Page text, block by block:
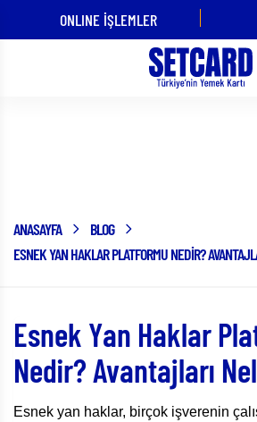
ÜYE İŞ YERİ
OLMAK
ONLINE İŞLEMLER
ANASAYFA
BLOG
ESNEK YAN HAKLAR PLATFORMU NEDIR?
Esnek Yan Haklar
Nedir? Avantajları
Esnek yan haklar, birçok işverenin